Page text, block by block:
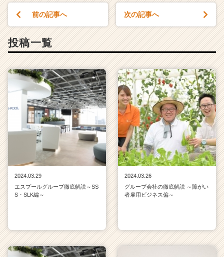
e
r
e
e
r）
前の記事へ 次の記事へ
投稿一覧
2024.03.29
エスプールグループ徹底解説～SS
S・SLK編～
2024.03.26
グループ会社の徹底解説 ～障がい
者雇用ビジネス偏～